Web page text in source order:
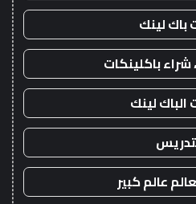
باك لينك
باكلينكات
الباك لينك
عالم كبير